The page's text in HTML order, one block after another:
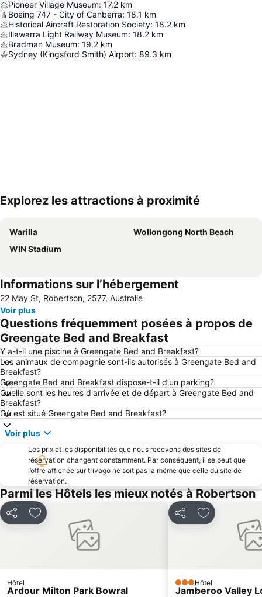
Pioneer Village Museum: 17.2 km
Boeing 747 - City of Canberra: 18.1 km
Historical Aircraft Restoration Society: 18.2 km
Illawarra Light Railway Museum: 18.2 km
Bradman Museum: 19.2 km
Sydney (Kingsford Smith) Airport: 89.3 km
Explorez les attractions à proximité
Warilla
Wollongong North Beach
WIN Stadium
Informations sur l’hébergement
22 May St, Robertson, 2577, Australie
Voir plus
Questions fréquemment posées à propos de
Greengate Bed and Breakfast
Y a-t-il une piscine à Greengate Bed and Breakfast?
Les animaux de compagnie sont-ils autorisés à Greengate Bed and
Breakfast?
Greengate Bed and Breakfast dispose-t-il d'un parking?
Quelle sont les heures d'arrivée et de départ à Greengate Bed and
Breakfast?
Où est situé Greengate Bed and Breakfast?
Voir plus
Les prix et les disponibilités que nous recevons des sites de
réservation changent constamment. Par conséquent, il se peut que
l’offre affichée sur trivago ne soit pas la même que celle du site de
réservation.
Parmi les Hôtels les mieux notés à Robertson
PartagerAjouter à mes favoris
Hôtel
Ardour Milton Park Bowral
PartagerAjouter à
3 Étoiles
Hôtel
Jamberoo Valley